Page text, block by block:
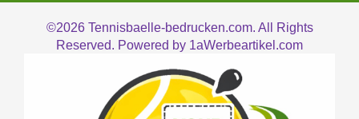
©2026 Tennisbaelle-bedrucken.com. All Rights
Reserved. Powered by 1aWerbeartikel.com